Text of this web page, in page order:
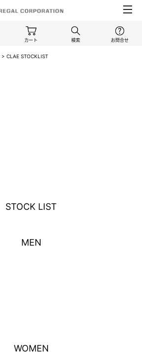
カート 検索 お問合せ
> CLAE STOCKLIST
STOCK LIST
MEN
WOMEN